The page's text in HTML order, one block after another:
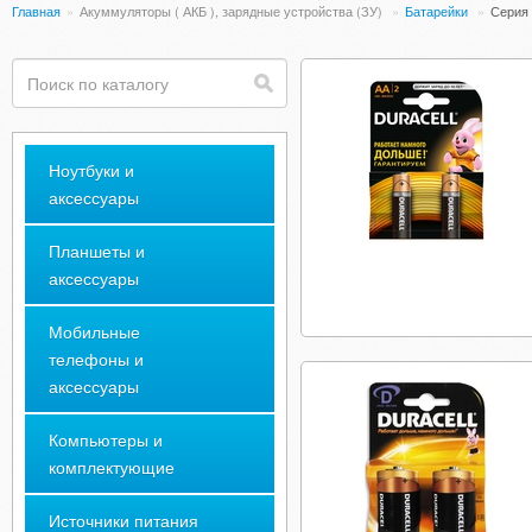
Главная » Акуммуляторы ( АКБ ), зарядные устройства (ЗУ) » Батарейки » Серия
Ноутбуки и
аксессуары
Планшеты и
аксессуары
Мобильные
телефоны и
аксессуары
Компьютеры и
комплектующие
Источники питания